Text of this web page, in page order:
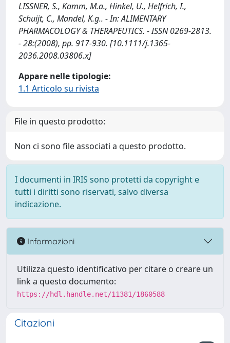
LISSNER, S., Kamm, M.a., Hinkel, U., Helfrich, I.,
Schuijt, C., Mandel, K.g.. - In: ALIMENTARY
PHARMACOLOGY & THERAPEUTICS. - ISSN 0269-2813.
- 28:(2008), pp. 917-930. [10.1111/j.1365-
2036.2008.03806.x]
Appare nelle tipologie:
1.1 Articolo su rivista
File in questo prodotto:
Non ci sono file associati a questo prodotto.
I documenti in IRIS sono protetti da copyright e
tutti i diritti sono riservati, salvo diversa
indicazione.
Informazioni
Utilizza questo identificativo per citare o creare un
link a questo documento:
https://hdl.handle.net/11381/1860588
Citazioni